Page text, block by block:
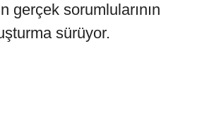
gerçek sorumlularının
sürüyor.